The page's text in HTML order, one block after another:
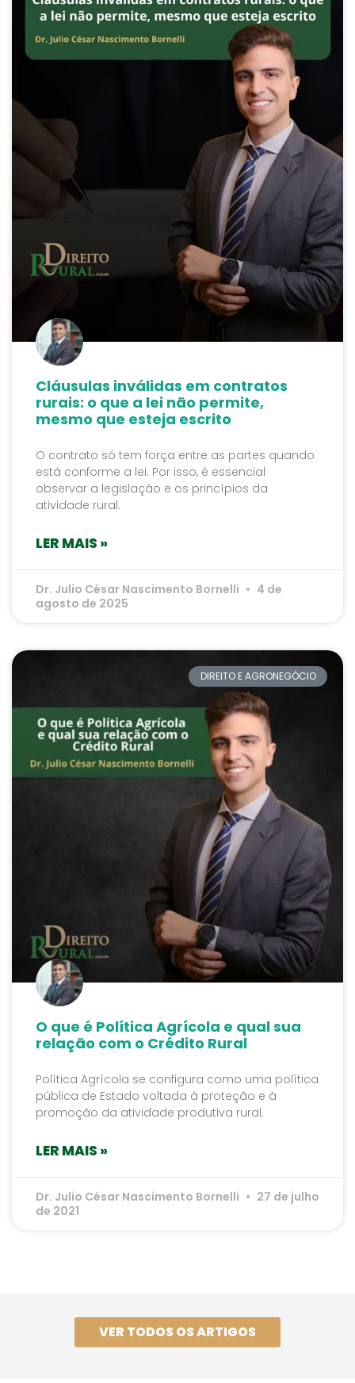
Cláusulas inválidas em contratos
rurais: o que a lei não permite,
mesmo que esteja escrito
O contrato só tem força entre as partes quando
está conforme a lei. Por isso, é essencial
observar a legislação e os princípios da
atividade rural.
LER MAIS »
Dr. Julio César Nascimento Bornelli
4 de
agosto de 2025
DIREITO E AGRONEGÓCIO
O que é Política Agrícola e qual sua
relação com o Crédito Rural
Política Agrícola se configura como uma política
pública de Estado voltada à proteção e à
promoção da atividade produtiva rural.
LER MAIS »
Dr. Julio César Nascimento Bornelli
27 de julho
de 2021
VER TODOS OS ARTIGOS